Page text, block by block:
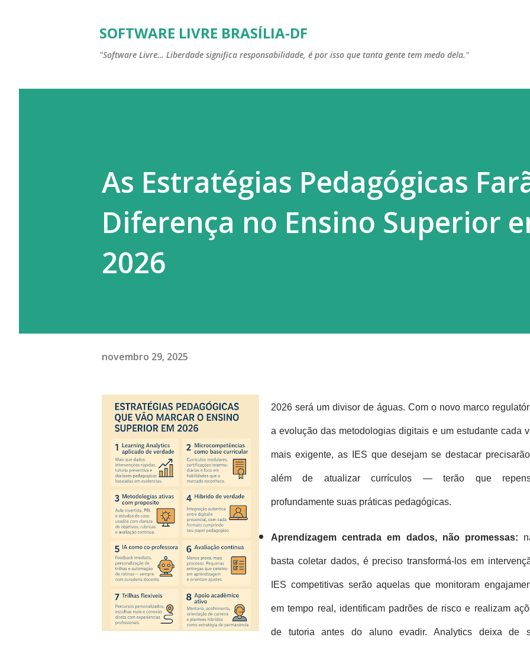
SOFTWARE LIVRE BRASÍLIA-DF
"Software Livre… Liberdade significa responsabilidade, é por isso que tanta gente tem medo dela."
As Estratégias Pedagógicas
Diferença no Ensino Superior
2026
novembro 29, 2025
2026 será um divisor de águas. Com o novo marco
a evolução das metodologias digitais e um estudante cada
mais exigente, as IES que desejam se destacar
além de atualizar currículos — terão que
profundamente suas práticas pedagógicas.
Aprendizagem centrada em dados, não promessas:
basta coletar dados, é preciso transformá-los em
IES competitivas serão aquelas que monitoram
em tempo real, identificam padrões de risco e realizam
de tutoria antes do aluno evadir. Analytics deixa de